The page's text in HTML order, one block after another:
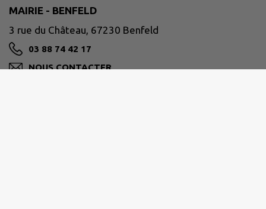
MAIRIE - BENFELD
3 rue du Château, 67230 Benfeld
03 88 74 42 17
NOUS CONTACTER